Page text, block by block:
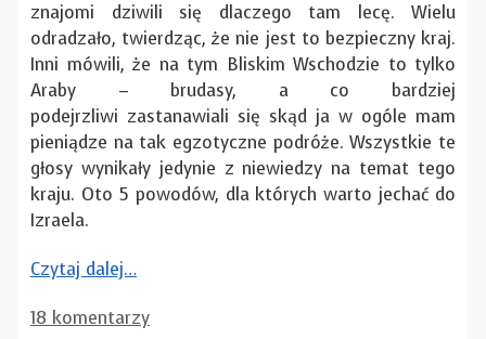
znajomi dziwili się dlaczego tam lecę. Wielu
odradzało, twierdząc, że nie jest to bezpieczny kraj.
Inni mówili, że na tym Bliskim Wschodzie to tylko
Araby – brudasy, a co bardziej
podejrzliwi zastanawiali się skąd ja w ogóle mam
pieniądze na tak egzotyczne podróże. Wszystkie te
głosy wynikały jedynie z niewiedzy na temat tego
kraju. Oto 5 powodów, dla których warto jechać do
Izraela.
Czytaj dalej…
18 komentarzy